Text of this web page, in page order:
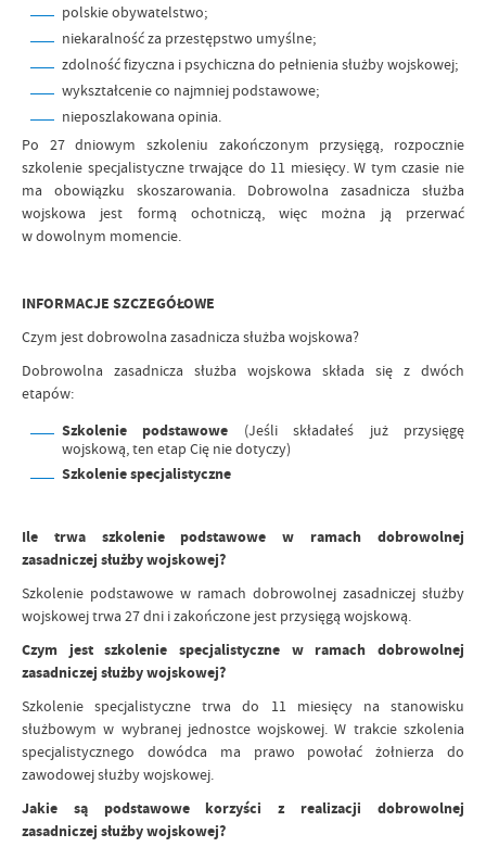
polskie obywatelstwo;
niekaralność za przestępstwo umyślne;
zdolność fizyczna i psychiczna do pełnienia służby wojskowej;
wykształcenie co najmniej podstawowe;
nieposzlakowana opinia.
Po 27 dniowym szkoleniu zakończonym przysięgą, rozpocznie
szkolenie specjalistyczne trwające do 11 miesięcy. W tym czasie nie
ma obowiązku skoszarowania. Dobrowolna zasadnicza służba
wojskowa jest formą ochotniczą, więc można ją przerwać
w dowolnym momencie.
INFORMACJE SZCZEGÓŁOWE
Czym jest dobrowolna zasadnicza służba wojskowa?
Dobrowolna zasadnicza służba wojskowa składa się z dwóch
etapów:
Szkolenie podstawowe (Jeśli składałeś już przysięgę
wojskową, ten etap Cię nie dotyczy)
Szkolenie specjalistyczne
Ile trwa szkolenie podstawowe w ramach dobrowolnej
zasadniczej służby wojskowej?
Szkolenie podstawowe w ramach dobrowolnej zasadniczej służby
wojskowej trwa 27 dni i zakończone jest przysięgą wojskową.
Czym jest szkolenie specjalistyczne w ramach dobrowolnej
zasadniczej służby wojskowej?
Szkolenie specjalistyczne trwa do 11 miesięcy na stanowisku
służbowym w wybranej jednostce wojskowej. W trakcie szkolenia
specjalistycznego dowódca ma prawo powołać żołnierza do
zawodowej służby wojskowej.
Jakie są podstawowe korzyści z realizacji dobrowolnej
zasadniczej służby wojskowej?